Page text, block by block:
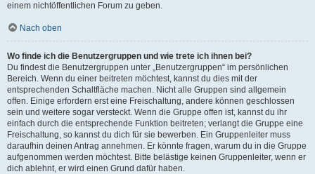
einem nichtöffentlichen Forum zu geben.
Nach oben
Wo finde ich die Benutzergruppen und wie trete ich ihnen bei?
Du findest die Benutzergruppen unter „Benutzergruppen“ im persönlichen
Bereich. Wenn du einer beitreten möchtest, kannst du dies mit der
entsprechenden Schaltfläche machen. Nicht alle Gruppen sind allgemein
offen. Einige erfordern erst eine Freischaltung, andere können geschlossen
sein und weitere sogar versteckt. Wenn die Gruppe offen ist, kannst du ihr
einfach durch die entsprechende Funktion beitreten; verlangt die Gruppe eine
Freischaltung, so kannst du dich für sie bewerben. Ein Gruppenleiter muss
daraufhin deinen Antrag annehmen. Er könnte fragen, warum du in die Gruppe
aufgenommen werden möchtest. Bitte belästige keinen Gruppenleiter, wenn er
dich ablehnt, er wird einen Grund dafür haben.